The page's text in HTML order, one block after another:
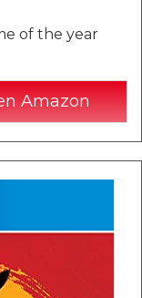
of the year
Amazon